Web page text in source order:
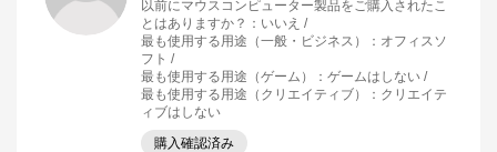
以前にマウスコンピューター製品をご購入されたこ
とはありますか？ ： いいえ
最も使用する用途（一般・ビジネス）
： オフィスソ
フト
最も使用する用途（ゲーム）
： ゲームはしない
最も使用する用途（クリエイティブ）
： クリエイテ
ィブはしない
購入確認済み